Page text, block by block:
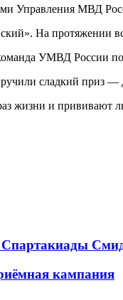
Управления МВД
На протяжении
команда УМВД России
сладкий приз
жизни и
кампания